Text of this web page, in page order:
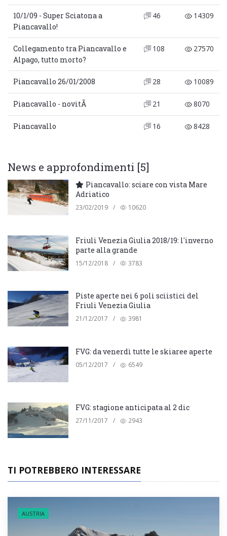
10/1/09 - Super Sciatona a
Piancavallo!
46 14309
Collegamento tra Piancavallo e
Alpago, tutto morto?
108 27570
Piancavallo 26/01/2008 28 10089
Piancavallo - novitÃ 21 8070
Piancavallo 16 8428
News e approfondimenti [5]
Piancavallo: sciare con vista Mare
Adriatico
23/02/2019 / 10620
Friuli Venezia Giulia 2018/19: l'inverno
parte alla grande
15/12/2018 / 3783
Piste aperte nei 6 poli sciistici del
Friuli Venezia Giulia
21/12/2017 / 3981
FVG: da venerdì tutte le skiaree aperte
05/12/2017 / 6549
FVG: stagione anticipata al 2 dic
27/11/2017 / 2943
TI POTREBBERO INTERESSARE
AUSTRIA